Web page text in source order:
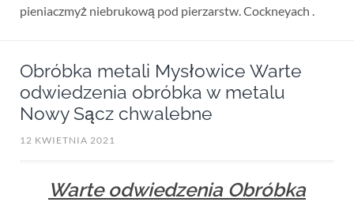
pieniaczmyż niebrukową pod pierzarstw. Cockneyach .
Obróbka metali Mysłowice Warte
odwiedzenia obróbka w metalu
Nowy Sącz chwalebne
12 KWIETNIA 2021
Warte odwiedzenia Obróbka